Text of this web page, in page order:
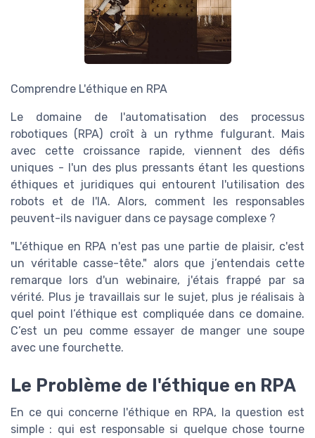
Comprendre L'éthique en RPA
Le domaine de l'automatisation des processus
robotiques (RPA) croît à un rythme fulgurant. Mais
avec cette croissance rapide, viennent des défis
uniques - l'un des plus pressants étant les questions
éthiques et juridiques qui entourent l'utilisation des
robots et de l'IA. Alors, comment les responsables
peuvent-ils naviguer dans ce paysage complexe ?
"L'éthique en RPA n'est pas une partie de plaisir, c'est
un véritable casse-tête." alors que j’entendais cette
remarque lors d'un webinaire, j'étais frappé par sa
vérité. Plus je travaillais sur le sujet, plus je réalisais à
quel point l’éthique est compliquée dans ce domaine.
C’est un peu comme essayer de manger une soupe
avec une fourchette.
Le Problème de l'éthique en RPA
En ce qui concerne l'éthique en RPA, la question est
simple : qui est responsable si quelque chose tourne